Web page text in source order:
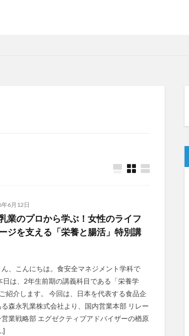
6月12日
業のプロから学ぶ！女性のライフ
ジを支える「栄養と腸活」特別講
、こんにちは。食安全マネジメント学科で
日は、2年生前期の講義科目である「栄養学
紹介します。 今回は、日本を代表する食品企
森永乳業株式会社より、国内営業本部 リレー
営業戦略部 エグゼクティブアドバイザーの楢原